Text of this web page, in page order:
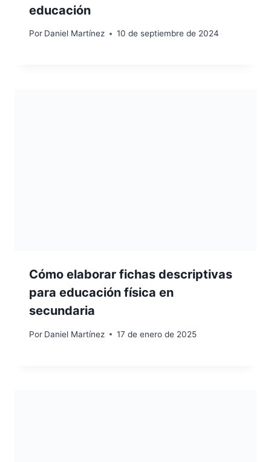
educación
Por Daniel Martínez 10 de septiembre de 2024
Cómo elaborar fichas descriptivas
para educación física en
secundaria
Por Daniel Martínez 17 de enero de 2025